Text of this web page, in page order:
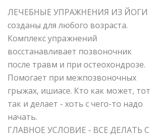
ЛЕЧЕБНЫЕ УПРАЖНЕНИЯ ИЗ ЙОГИ
созданы для любого возраста.
Комплекс упражнений
восстанавливает позвоночник
после травм и при остеохондрозе.
Помогает при межпозвоночных
грыжах, ишиасе. Кто как может, тот
так и делает - хоть с чего-то надо
начать.
ГЛАВНОЕ УСЛОВИЕ - ВСЕ ДЕЛАТЬ С